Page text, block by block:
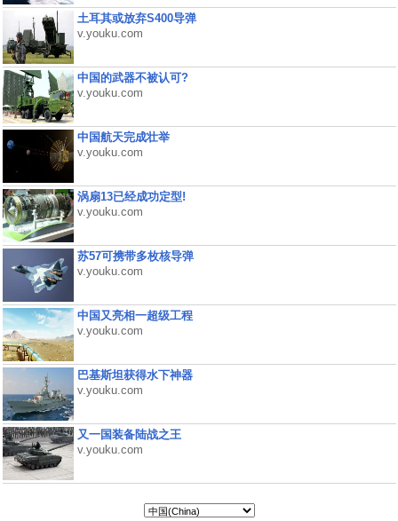
土耳其或放弃S400导弹
v.youku.com
中国的武器不被认可?
v.youku.com
中国航天完成壮举
v.youku.com
涡扇13已经成功定型!
v.youku.com
苏57可携带多枚核导弹
v.youku.com
中国又亮相一超级工程
v.youku.com
巴基斯坦获得水下神器
v.youku.com
又一国装备陆战之王
v.youku.com